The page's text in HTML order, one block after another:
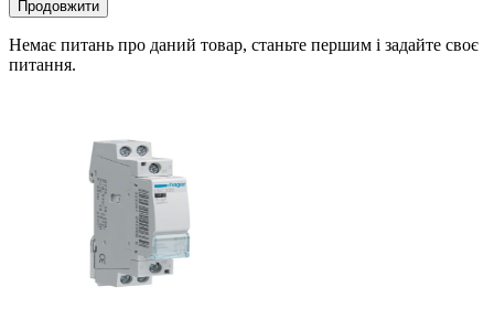
Продовжити
Немає питань про даний товар, станьте першим і задайте своє
питання.